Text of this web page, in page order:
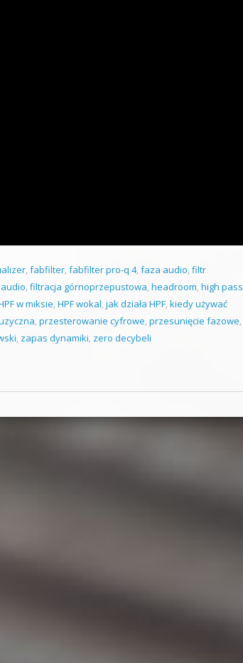
, fabfilter, fabfilter pro-q 4, faza audio, filtr
, filtracja górnoprzepustowa, headroom, high pass
w miksie, HPF wokal, jak działa HPF, kiedy używać
, przesterowanie cyfrowe, przesunięcie fazowe,
, zapas dynamiki, zero decybeli